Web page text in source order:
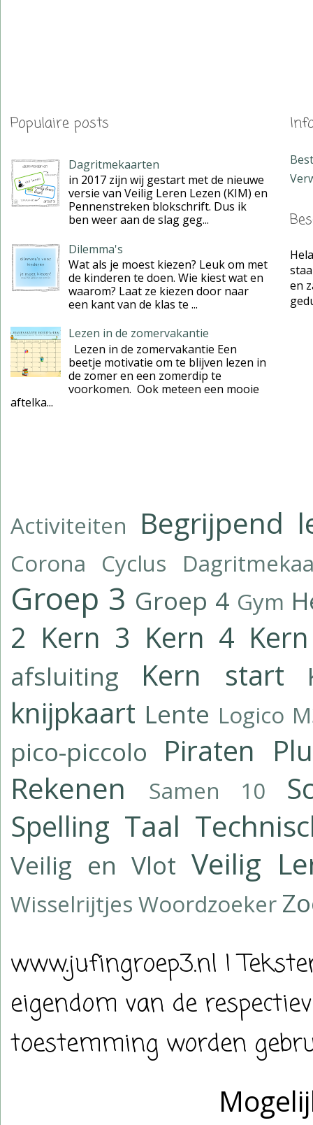
Populaire posts
Dagritmekaarten
in 2017 zijn wij gestart met de nieuwe
versie van Veilig Leren Lezen (KIM) en
Pennenstreken blokschrift. Dus ik
ben weer aan de slag geg...
Dilemma's
Wat als je moest kiezen? Leuk om met
de kinderen te doen. Wie kiest wat en
waarom? Laat ze kiezen door naar
een kant van de klas te ...
Lezen in de zomervakantie
Lezen in de zomervakantie Een
beetje motivatie om te blijven lezen in
de zomer en een zomerdip te
voorkomen. Ook meteen een mooie
aftelka...
en
Activiteiten Begrijpend
Corona Cyclus
Groep 3 Groep 4 Gym
2 Kern 3 Kern 4
afsluiting Kern start
knijpkaart Lente Logico
pico-piccolo Piraten
Rekenen Samen 10
Spelling Taal
Veilig en Vlot Veilig
Wisselrijtjes Woordzoeker
www.jufingroep3.nl |
eigendom van de
toestemming worden